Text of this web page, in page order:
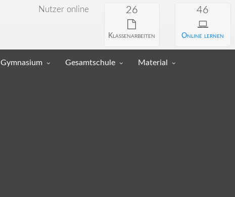
Nutzer online 26
Klassenarbeiten
46
Online lernen
Gymnasium Gesamtschule Material